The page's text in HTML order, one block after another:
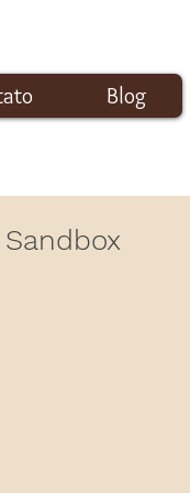
Blog